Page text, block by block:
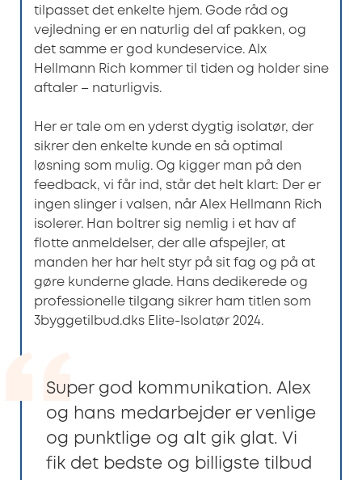
tilpasset det enkelte hjem. Gode råd og
vejledning er en naturlig del af pakken, og
det samme er god kundeservice. Alx
Hellmann Rich kommer til tiden og holder sine
aftaler – naturligvis.
Her er tale om en yderst dygtig isolatør, der
sikrer den enkelte kunde en så optimal
løsning som mulig. Og kigger man på den
feedback, vi får ind, står det helt klart: Der er
ingen slinger i valsen, når Alex Hellmann Rich
isolerer. Han boltrer sig nemlig i et hav af
flotte anmeldelser, der alle afspejler, at
manden her har helt styr på sit fag og på at
gøre kunderne glade. Hans dedikerede og
professionelle tilgang sikrer ham titlen som
3byggetilbud.dks Elite-Isolatør 2024.
Super god kommunikation. Alex
og hans medarbejder er venlige
og punktlige og alt gik glat. Vi
fik det bedste og billigste tilbud